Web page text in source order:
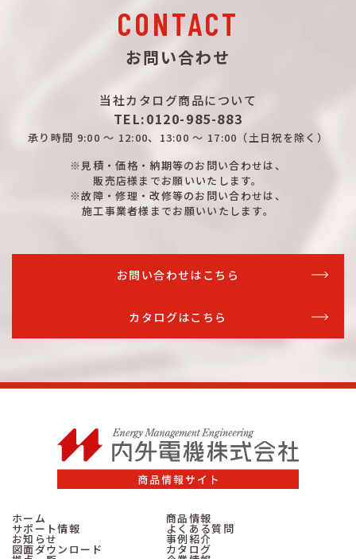
扉なし
詳細はこちら 扉なし 22
詳細はこちら 扉付 22
詳細はこちら 扉なし 22
詳細はこちら 扉付 26
詳細はこちら 扉付 26 3
扉付
詳細はこちら 扉付 30 3
詳細はこちら 扉付 34
CONTACT
お問い合わせ
当社カタログ商品について
TEL:0120-985-883
承り時間 9:00 ～ 12:00、13:00 ～ 17:00 （土日祝を除く）
※見積・価格・納期等のお問い合わせは、
販売店様までお願いいたします。
※故障・修理・改修等のお問い合わせは、
施工事業者様までお願いいたします。
お問い合わせはこちら
カタログはこちら
ホーム 商品情報
サポート情報 よくある質問
お知らせ 事例紹介
図面ダウンロード カタログ